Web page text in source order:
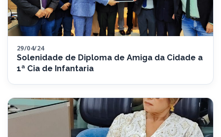
29/04/24
Solenidade de Diploma de Amiga da Cidade a
1ª Cia de Infantaria